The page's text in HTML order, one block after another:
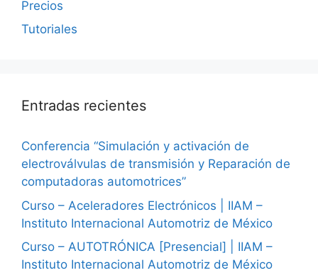
Precios
Tutoriales
Entradas recientes
Conferencia “Simulación y activación de
electroválvulas de transmisión y Reparación de
computadoras automotrices”
Curso – Aceleradores Electrónicos | IIAM –
Instituto Internacional Automotriz de México
Curso – AUTOTRÓNICA [Presencial] | IIAM –
Instituto Internacional Automotriz de México